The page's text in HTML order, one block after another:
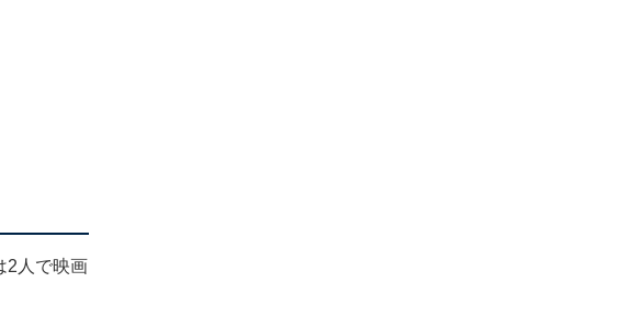
2人で映画